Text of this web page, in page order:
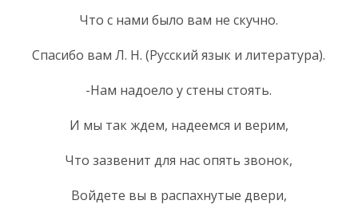
Что с нами было вам не скучно.
Спасибо вам Л. Н. (Русский язык и литература).
-Нам надоело у стены стоять.
И мы так ждем, надеемся и верим,
Что зазвенит для нас опять звонок,
Войдете вы в распахнутые двери,